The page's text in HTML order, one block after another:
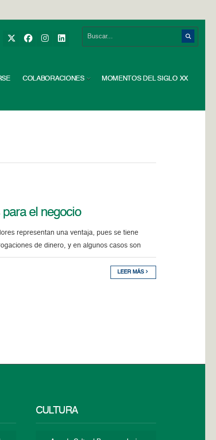
COLABORACIONES MOMENTOS DEL SIGLO XX
el negocio
representan una ventaja, pues se tiene
de dinero, y en algunos casos son
LEER MÁS
CULTURA